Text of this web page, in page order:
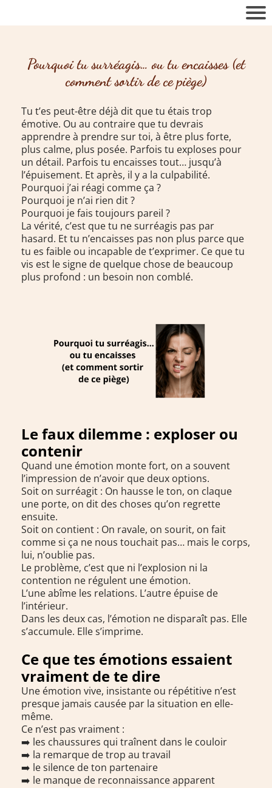
Pourquoi tu surréagis… ou tu encaisses (et
comment sortir de ce piège)
Tu t’es peut-être déjà dit que tu étais trop
émotive. Ou au contraire que tu devrais
apprendre à prendre sur toi, à être plus forte,
plus calme, plus posée. Parfois tu exploses pour
un détail. Parfois tu encaisses tout… jusqu’à
l’épuisement. Et après, il y a la culpabilité.
Pourquoi j’ai réagi comme ça ?
Pourquoi je n’ai rien dit ?
Pourquoi je fais toujours pareil ?
La vérité, c’est que tu ne surréagis pas par
hasard. Et tu n’encaisses pas non plus parce que
tu es faible ou incapable de t’exprimer. Ce que tu
vis est le signe de quelque chose de beaucoup
plus profond : un besoin non comblé.
Le faux dilemme : exploser ou
contenir
Quand une émotion monte fort, on a souvent
l’impression de n’avoir que deux options.
Soit on surréagit : On hausse le ton, on claque
une porte, on dit des choses qu’on regrette
ensuite.
Soit on contient : On ravale, on sourit, on fait
comme si ça ne nous touchait pas… mais le corps,
lui, n’oublie pas.
Le problème, c’est que ni l’explosion ni la
contention ne régulent une émotion.
L’une abîme les relations. L’autre épuise de
l’intérieur.
Dans les deux cas, l’émotion ne disparaît pas. Elle
s’accumule. Elle s’imprime.
Ce que tes émotions essaient
vraiment de te dire
Une émotion vive, insistante ou répétitive n’est
presque jamais causée par la situation en elle-
même.
Ce n’est pas vraiment :
➡️ les chaussures qui traînent dans le couloir
➡️ la remarque de trop au travail
➡️ le silence de ton partenaire
➡️ le manque de reconnaissance apparent